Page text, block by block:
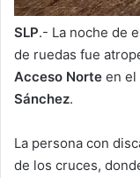
SLP.- La noche de
de ruedas fue
Acceso Norte en el
Sánchez.
La persona con
de los cruces,